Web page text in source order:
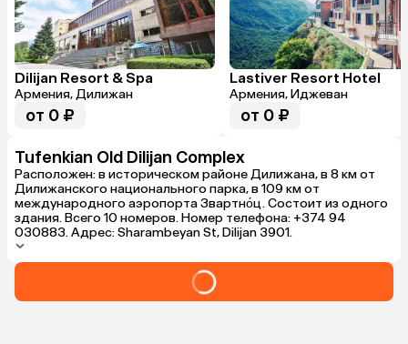
Dilijan Resort & Spa
Армения, Дилижан
от 0 ₽
Lastiver Resort Hotel
Армения, Иджеван
от 0 ₽
Tufenkian Old Dilijan Complex
Расположен: в историческом районе Дилижана, в 8 км от
Дилижанского национального парка, в 109 км от
международного аэропорта Звартно́ц. Состоит из одного
здания. Всего 10 номеров. Номер телефона: +374 94
030883. Адрес: Sharambeyan St, Dilijan 3901.